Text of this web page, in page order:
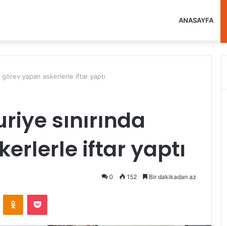
ANASAYFA
görev yapan askerlerle iftar yaptı
sınırında
iftar yaptı
0 152 Bir dakikadan az
Odnoklassniki
Pocket